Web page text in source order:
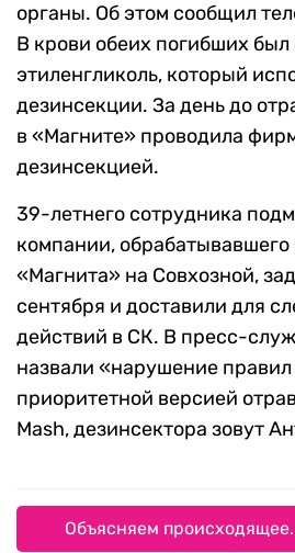
органы. Об этом сообщил
В крови обеих погибших
этиленгликоль, который
дезинсекции. За день до
в «Магните» проводила
дезинсекцией.
39-летнего сотрудника
компании,
«Магнита» на Совхозной,
сентября и доставили для
действий в СК. В пресс-
назвали «нарушение
приоритетной версией
Mash, дезинсектора зовут
Объясняем происходящее.